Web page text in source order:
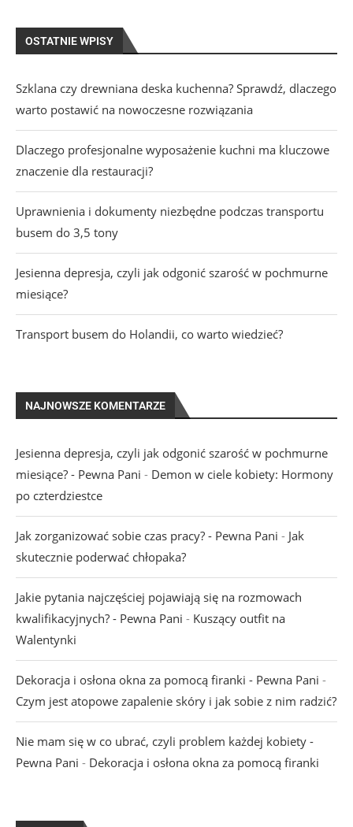
OSTATNIE WPISY
Szklana czy drewniana deska kuchenna? Sprawdź, dlaczego
warto postawić na nowoczesne rozwiązania
Dlaczego profesjonalne wyposażenie kuchni ma kluczowe
znaczenie dla restauracji?
Uprawnienia i dokumenty niezbędne podczas transportu
busem do 3,5 tony
Jesienna depresja, czyli jak odgonić szarość w pochmurne
miesiące?
Transport busem do Holandii, co warto wiedzieć?
NAJNOWSZE KOMENTARZE
Jesienna depresja, czyli jak odgonić szarość w pochmurne
miesiące? - Pewna Pani - Demon w ciele kobiety: Hormony
po czterdziestce
Jak zorganizować sobie czas pracy? - Pewna Pani - Jak
skutecznie poderwać chłopaka?
Jakie pytania najczęściej pojawiają się na rozmowach
kwalifikacyjnych? - Pewna Pani - Kuszący outfit na
Walentynki
Dekoracja i osłona okna za pomocą firanki - Pewna Pani -
Czym jest atopowe zapalenie skóry i jak sobie z nim radzić?
Nie mam się w co ubrać, czyli problem każdej kobiety -
Pewna Pani - Dekoracja i osłona okna za pomocą firanki